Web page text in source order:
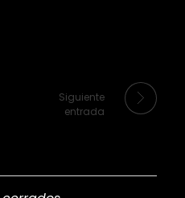
Siguiente
entrada